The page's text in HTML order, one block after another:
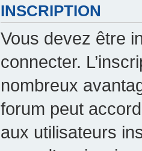
INSCRIPTION
Vous devez être
connecter.
nombreux
forum peut
aux utilisateurs